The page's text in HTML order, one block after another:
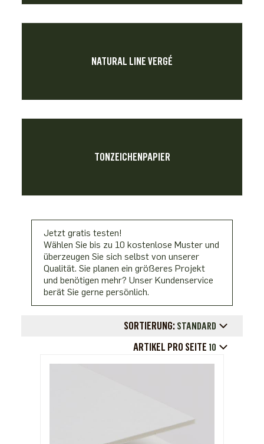
NATURAL LINE VERGÉ
TONZEICHENPAPIER
Jetzt gratis testen!
Wählen Sie bis zu 10 kostenlose Muster und
überzeugen Sie sich selbst von unserer
Qualität. Sie planen ein größeres Projekt
und benötigen mehr? Unser Kundenservice
berät Sie gerne persönlich.
SORTIERUNG: STANDARD
ARTIKEL PRO SEITE 10